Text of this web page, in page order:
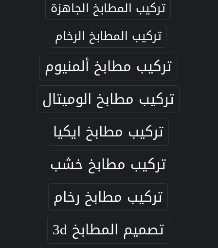
تركيب المطابخ الجاهزة
تركيب المطابخ الرخام
تركيب مطابخ ألمنيوم
تركيب مطابخ الوميتال
تركيب مطابخ ايكيا
تركيب مطابخ خشب
تركيب مطابخ رخام
تصميم المطابخ 3d